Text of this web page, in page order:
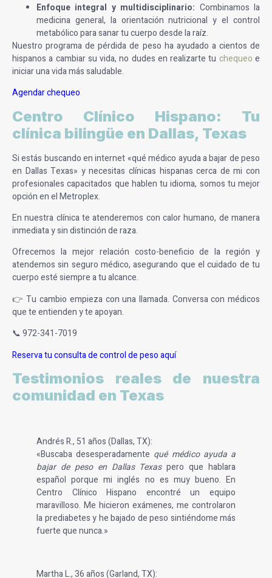
Enfoque integral y multidisciplinario: Combinamos la
medicina general, la orientación nutricional y el control
metabólico para sanar tu cuerpo desde la raíz.
Nuestro programa de pérdida de peso ha ayudado a cientos de
hispanos a cambiar su vida, no dudes en realizarte tu chequeo e
iniciar una vida más saludable.
Agendar chequeo
Centro Clínico Hispano: Tu
clínica bilingüe en Dallas, Texas
Si estás buscando en internet «qué médico ayuda a bajar de peso
en Dallas Texas» y necesitas clínicas hispanas cerca de mi con
profesionales capacitados que hablen tu idioma, somos tu mejor
opción en el Metroplex.
En nuestra clínica te atenderemos con calor humano, de manera
inmediata y sin distinción de raza.
Ofrecemos la mejor relación costo-beneficio de la región y
atendemos sin seguro médico, asegurando que el cuidado de tu
cuerpo esté siempre a tu alcance.
👉 Tu cambio empieza con una llamada. Conversa con médicos
que te entienden y te apoyan.
📞972-341-7019
Reserva tu consulta de control de peso aquí
Testimonios reales de nuestra
comunidad en Texas
Andrés R., 51 años (Dallas, TX):
«Buscaba desesperadamente qué médico ayuda a
bajar de peso en Dallas Texaspero que hablara
español porque mi inglés no es muy bueno. En
Centro Clínico Hispano encontré un equipo
maravilloso. Me hicieron exámenes, me controlaron
la prediabetes y he bajado de peso sintiéndome más
fuerte que nunca.»
Martha L., 36 años (Garland, TX):